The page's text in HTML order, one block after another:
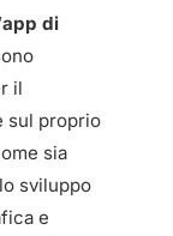
app di
il
sul proprio
sia
sviluppo
e